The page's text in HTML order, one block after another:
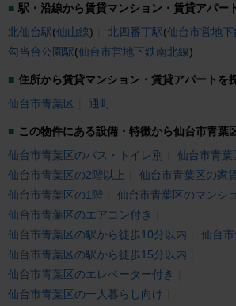
駅・沿線から賃貸マンション・賃貸アパー
北仙台駅(仙山線) 北四番丁駅(仙台市営地下
勾当台公園駅(仙台市営地下鉄南北線)
住所から賃貸マンション・賃貸アパートを
仙台市青葉区
通町
この物件にある設備・特徴から仙台市青葉
仙台市青葉区のバス・トイレ別
仙台市青葉
仙台市青葉区の2階以上
仙台市青葉区の家
仙台市青葉区の1階
仙台市青葉区のマンシ
仙台市青葉区のエアコン付き
仙台市青葉区の駅から徒歩10分以内
仙台
仙台市青葉区の駅から徒歩15分以内
仙台市青葉区のエレベーター付き
仙台市青葉区の一人暮らし向け